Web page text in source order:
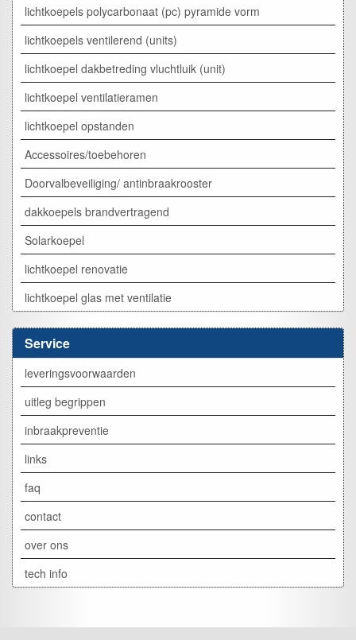
lichtkoepels polycarbonaat (pc) pyramide vorm
lichtkoepels ventilerend (units)
lichtkoepel dakbetreding vluchtluik (unit)
lichtkoepel ventilatieramen
lichtkoepel opstanden
Accessoires/toebehoren
Doorvalbeveiliging/ antinbraakrooster
dakkoepels brandvertragend
Solarkoepel
lichtkoepel renovatie
lichtkoepel glas met ventilatie
Service
leveringsvoorwaarden
uitleg begrippen
inbraakpreventie
links
faq
contact
over ons
tech info